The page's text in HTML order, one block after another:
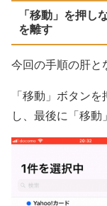
「移動」を押し
を離す
今回の手順の肝と
「移動」ボタン
し、最後に「移動